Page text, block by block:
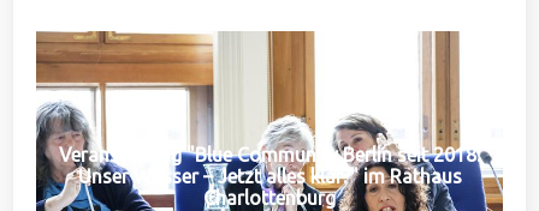
Veranstaltung "Blue Community Berlin seit 2018:
Unser Wasser – Jetzt alles klar?" im Rathaus
Charlottenburg